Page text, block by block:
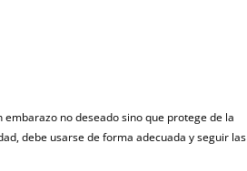
embarazo no deseado sino que protege de la
debe usarse de forma adecuada y seguir las